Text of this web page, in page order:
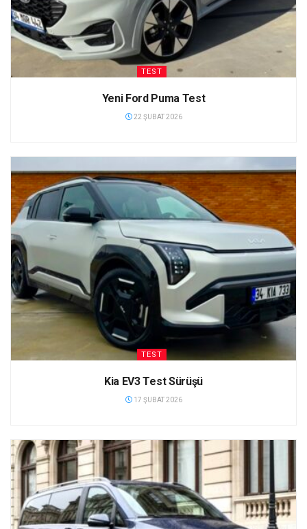
TEST
Yeni Ford Puma Test
22 ŞUBAT 2026
TEST
Kia EV3 Test Sürüşü
17 ŞUBAT 2026